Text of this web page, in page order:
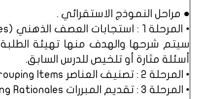
● مراحل النموذج الاستقرائي .
سيتم شرحها والهدف منها تهيئة الطلبة
أسئلة مثارة أو تلخيص للدرس السابق.
• المرحلة 2 : تصنيف العناصر Grouping Items.
• المرحلة 3 : تقديم المبررات Providing Rationales.